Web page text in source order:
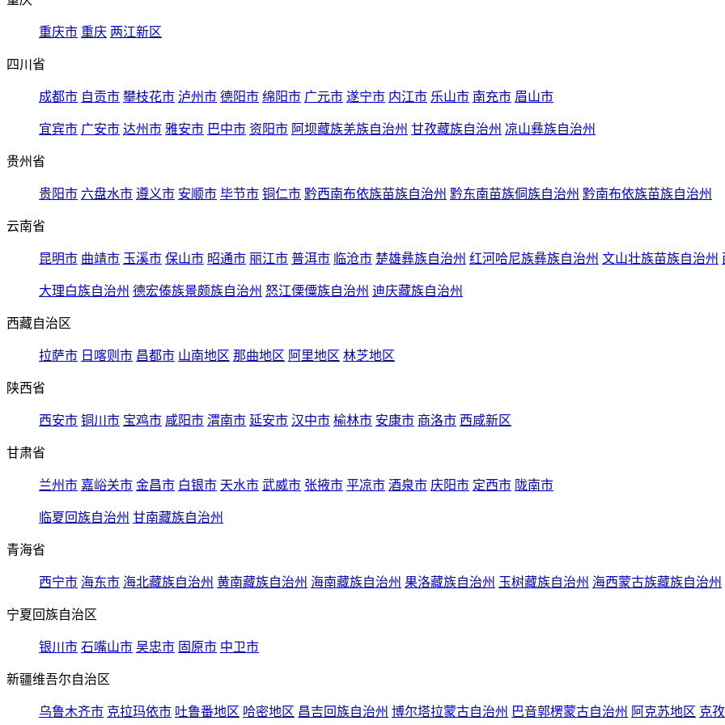
重庆市 重庆 两江新区
四川省
成都市 自贡市 攀枝花市 泸州市 德阳市 绵阳市 广元市 遂宁市 内江市 乐山市 南充市 眉山市
宜宾市 广安市 达州市 雅安市 巴中市 资阳市 阿坝藏族羌族自治州 甘孜藏族自治州 凉山彝族自治州
贵州省
贵阳市 六盘水市 遵义市 安顺市 毕节市 铜仁市 黔西南布依族苗族自治州 黔东南苗族侗族自治州 黔南布依族苗族自治州
云南省
昆明市 曲靖市 玉溪市 保山市 昭通市 丽江市 普洱市 临沧市 楚雄彝族自治州 红河哈尼族彝族自治州 文山壮族苗族自治州
大理白族自治州 德宏傣族景颇族自治州 怒江傈僳族自治州 迪庆藏族自治州
西藏自治区
拉萨市 日喀则市 昌都市 山南地区 那曲地区 阿里地区 林芝地区
陕西省
西安市 铜川市 宝鸡市 咸阳市 渭南市 延安市 汉中市 榆林市 安康市 商洛市 西咸新区
甘肃省
兰州市 嘉峪关市 金昌市 白银市 天水市 武威市 张掖市 平凉市 酒泉市 庆阳市 定西市 陇南市
临夏回族自治州 甘南藏族自治州
青海省
西宁市 海东市 海北藏族自治州 黄南藏族自治州 海南藏族自治州 果洛藏族自治州 玉树藏族自治州 海西蒙古族藏族自治州
宁夏回族自治区
银川市 石嘴山市 吴忠市 固原市 中卫市
新疆维吾尔自治区
乌鲁木齐市 克拉玛依市 吐鲁番地区 哈密地区 昌吉回族自治州 博尔塔拉蒙古自治州 巴音郭楞蒙古自治州 阿克苏地区 克